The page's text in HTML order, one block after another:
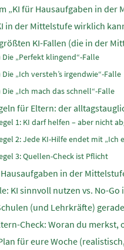
„KI für Hausaufgaben in der
in der Mittelstufe wirklich
KI-Fallen (die in der
Die „Perfekt klingend“-Falle
Die „Ich versteh’s irgendwie“-Falle
Die „Ich mach das schnell“-Falle
für Eltern: der
1: KI darf helfen – aber nicht
2: Jede KI-Hilfe endet mit „Ich
3: Quellen-Check ist Pflicht
in der
KI sinnvoll nutzen vs. No-
(und Lehrkräfte)
Check: Woran du merkst,
für eure Woche